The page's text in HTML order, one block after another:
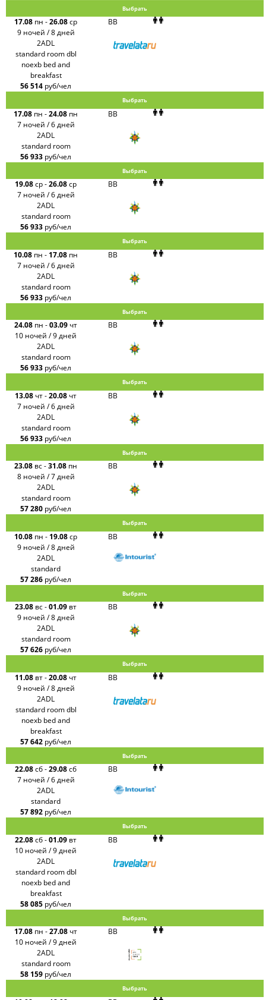
Выбрать
17.08 пн -26.08ср
9 ночей / 8 дней
BB
2ADL
standard room dbl
noexb bed and
breakfast
56 514 руб/чел
Выбрать
17.08 пн -24.08 пн
7 ночей / 6 дней
BB
2ADL
standard room
56 933 руб/чел
Выбрать
19.08ср-26.08ср
7 ночей / 6 дней
BB
2ADL
standard room
56 933 руб/чел
Выбрать
10.08 пн - 17.08 пн
7 ночей / 6 дней
BB
2ADL
standard room
56 933 руб/чел
Выбрать
24.08 пн -03.09 чт
10 ночей / 9 дней
BB
2ADL
standard room
56 933 руб/чел
Выбрать
13.08 чт-20.08 чт
7 ночей / 6 дней
BB
2ADL
standard room
56 933 руб/чел
Выбрать
23.08 вс-31.08 пн
8 ночей / 7 дней
BB
2ADL
standard room
57 280 руб/чел
Выбрать
10.08 пн - 19.08ср
9 ночей / 8 дней
BB
2ADL
standard
57 286 руб/чел
Выбрать
23.08 вс-01.09 вт
9 ночей / 8 дней
BB
2ADL
standard room
57 626 руб/чел
Выбрать
11.08 вт-20.08 чт
9 ночей / 8 дней
BB
2ADL
standard room dbl
noexb bed and
breakfast
57 642 руб/чел
Выбрать
22.08сб-29.08сб
7 ночей / 6 дней
BB
2ADL
standard
57 892 руб/чел
Выбрать
22.08сб-01.09 вт
10 ночей / 9 дней
BB
2ADL
standard room dbl
noexb bed and
breakfast
58 085 руб/чел
Выбрать
17.08 пн -27.08 чт
10 ночей / 9 дней
BB
2ADL
standard room
58 159 руб/чел
Выбрать